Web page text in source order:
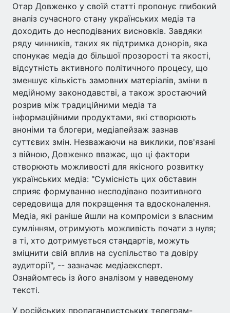
Отар Довженко у своїй статті пропонує глибокий
аналіз сучасного стану українських медіа та
доходить до несподіваних висновків. Завдяки
ряду чинників, таких як підтримка донорів, яка
спонукає медіа до більшої прозорості та якості,
відсутність активного політичного процесу, що
зменшує кількість замовних матеріалів, зміни в
медійному законодавстві, а також зростаючий
розрив між традиційними медіа та
інформаційними продуктами, які створюють
аноніми та блогери, медіапейзаж зазнав
суттєвих змін. Незважаючи на виклики, пов'язані
з війною, Довженко вважає, що ці фактори
створюють можливості для якісного розвитку
українських медіа: "Сумісність цих обставин
сприяє формуванню несподівано позитивного
середовища для покращення та вдосконалення.
Медіа, які раніше йшли на компроміси з власним
сумлінням, отримують можливість почати з нуля;
а ті, хто дотримується стандартів, можуть
зміцнити свій вплив на суспільство та довіру
аудиторії", -- зазначає медіаексперт.
Ознайомтесь із його аналізом у наведеному
тексті.
У російських пропагандистських телеграм-